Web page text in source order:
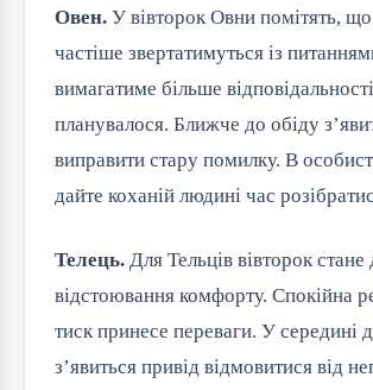
Овен. У вівторок Овни помітять,
частіше звертатимуться із
вимагатиме більше
планувалося. Ближче до обіду
виправити стару помилку. В
дайте коханій людині час
Телець. Для Тельців вівторок
відстоювання комфорту. Спокійна
тиск принесе переваги. У середині
з’явиться привід відмовитися від